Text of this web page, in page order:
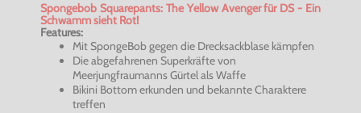
Spongebob Squarepants: The Yellow Avenger für DS - Ein
Schwamm sieht Rot!
Features:
Mit SpongeBob gegen die Drecksackblase kämpfen
Die abgefahrenen Superkräfte von
Meerjungfraumanns Gürtel als Waffe
Bikini Bottom erkunden und bekannte Charaktere
treffen